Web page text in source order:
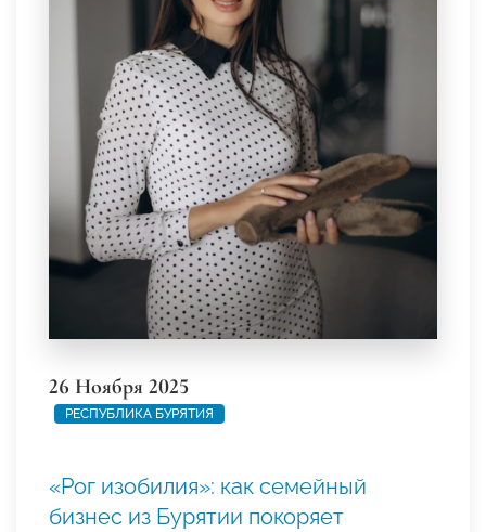
26 Ноября 2025
РЕСПУБЛИКА БУРЯТИЯ
«Рог изобилия»: как семейный
бизнес из Бурятии покоряет